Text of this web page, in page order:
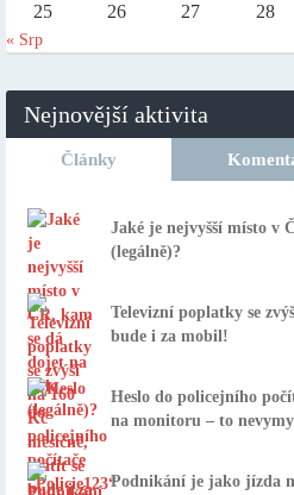
25
26 27 28
« Srp
Nejnovější aktivita
Články
Jaké je nejvyšší místo v
(legálně)?
Televizní poplatky se
bude i za mobil!
Heslo do policejního
na monitoru – to
Podnikání je jako jízda